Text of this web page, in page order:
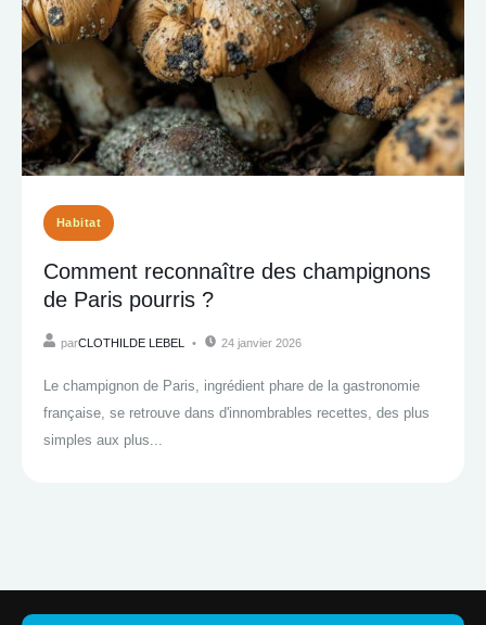
Habitat
Comment reconnaître des champignons
de Paris pourris ?
parCLOTHILDE LEBEL 24 janvier 2026
Le champignon de Paris, ingrédient phare de la gastronomie
française, se retrouve dans d'innombrables recettes, des plus
simples aux plus...